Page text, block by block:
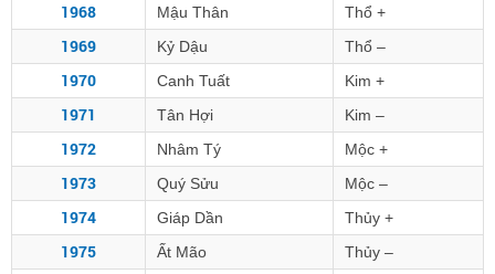
1968 Mậu Thân Thổ +
1969 Kỷ Dậu Thổ –
1970 Canh Tuất Kim +
1971 Tân Hợi Kim –
1972 Nhâm Tý Mộc +
1973 Quý Sửu Mộc –
1974 Giáp Dần Thủy +
1975 Ất Mão Thủy –